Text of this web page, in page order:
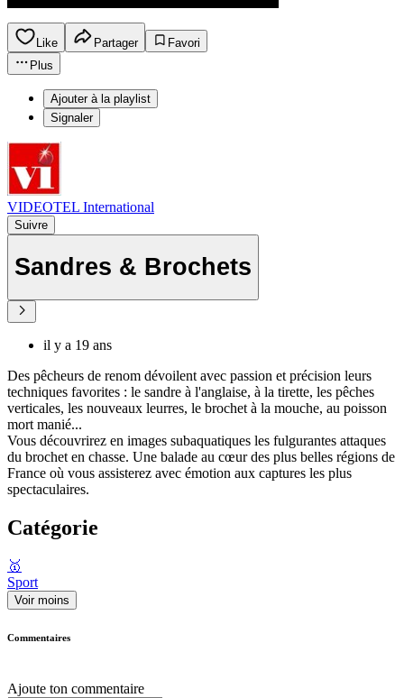
Like Partager
Favori
Plus
Ajouter à la playlist
Signaler
VIDEOTEL International
Suivre
Sandres & Brochets
il y a 19 ans
Des pêcheurs de renom dévoilent avec passion et précision leurs
techniques favorites : le sandre à l'anglaise, à la tirette, les pêches
verticales, les nouveaux leurres, le brochet à la mouche, au poisson
mort manié...
Vous découvrirez en images subaquatiques les fulgurantes attaques
du brochet en chasse. Une balade au cœur des plus belles régions de
France où vous assisterez avec émotion aux captures les plus
spectaculaires.
Catégorie
🥇
Sport
Voir moins
Commentaires
Ajoute ton commentaire